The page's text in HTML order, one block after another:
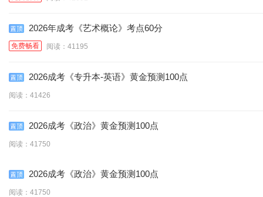
2026年成考《艺术概论》考点60分
免费畅看 阅读：41195
2026成考《专升本-英语》黄金预测100点
阅读：41426
2026成考《政治》黄金预测100点
阅读：41750
2026成考《政治》黄金预测100点
阅读：41750